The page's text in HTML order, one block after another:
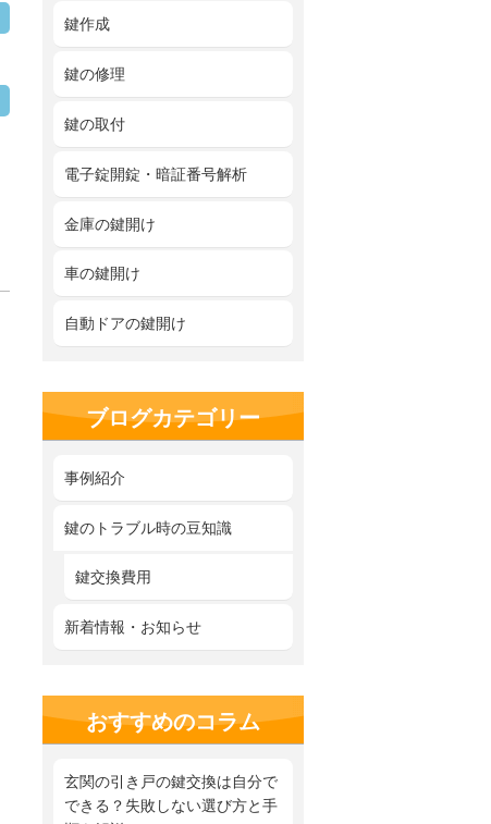
鍵作成
鍵の修理
鍵の取付
電子錠開錠・暗証番号解析
金庫の鍵開け
車の鍵開け
自動ドアの鍵開け
ブログカテゴリー
事例紹介
鍵のトラブル時の豆知識
鍵交換費用
新着情報・お知らせ
おすすめのコラム
玄関の引き戸の鍵交換は自分で
できる？失敗しない選び方と手